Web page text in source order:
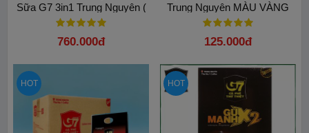
Sữa G7 3in1 Trung Nguyên (
Bịch 100 Gói x 16gam).
760.000đ
Trung Nguyên MÀU VÀNG
cao cấp Hoa Văn
125.000đ
HOT HOT